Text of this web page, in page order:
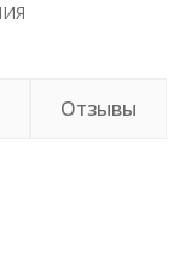
Отзывы